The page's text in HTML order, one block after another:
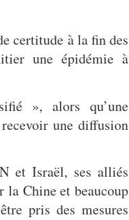
certitude à la fin des
une épidémie à
», alors qu’une
une diffusion
et Israël, ses alliés
Chine et beaucoup
pris des mesures